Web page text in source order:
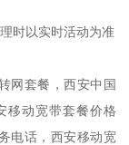
时以实时活动为准
网套餐，西安中国
移动宽带套餐价格
电话，西安移动宽